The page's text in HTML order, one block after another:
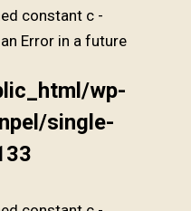
constant c -
Error in a future
wp-
single-